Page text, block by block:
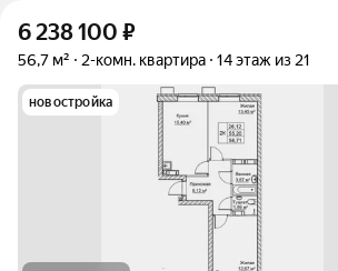
6 238 100 ₽
56,7 м² 2-комн. квартира 14 этаж из 21
новостройка